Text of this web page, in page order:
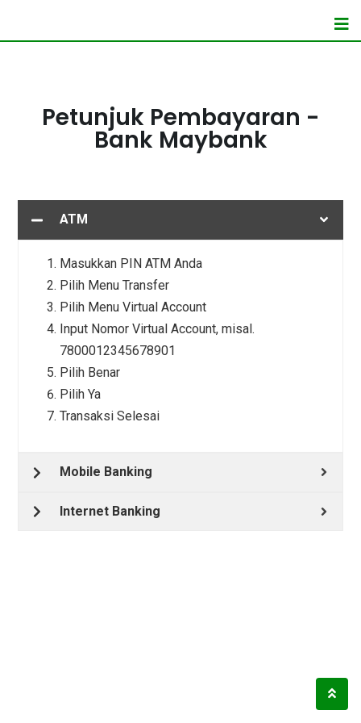
Petunjuk Pembayaran -
Bank Maybank
ATM
Masukkan PIN ATM Anda
Pilih Menu Transfer
Pilih Menu Virtual Account
Input Nomor Virtual Account, misal.
7800012345678901
Pilih Benar
Pilih Ya
Transaksi Selesai
Mobile Banking
Internet Banking